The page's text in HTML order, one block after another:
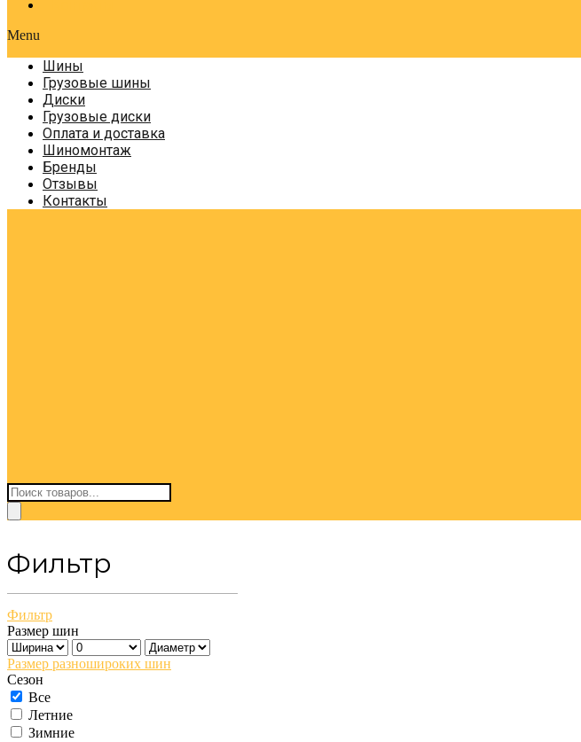
Menu
Шины
Грузовые шины
Диски
Грузовые диски
Оплата и доставка
Шиномонтаж
Бренды
Отзывы
Контакты
Поиск
товаров
Фильтр
Фильтр
Размер шин
Размер разношироких шин
Сезон
Все
Летние
Зимние